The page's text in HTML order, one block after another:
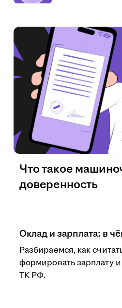
Оклад и зарплата: в
Разбираемся, как
формировать зарплату
ТК РФ.
Что такое
доверенность